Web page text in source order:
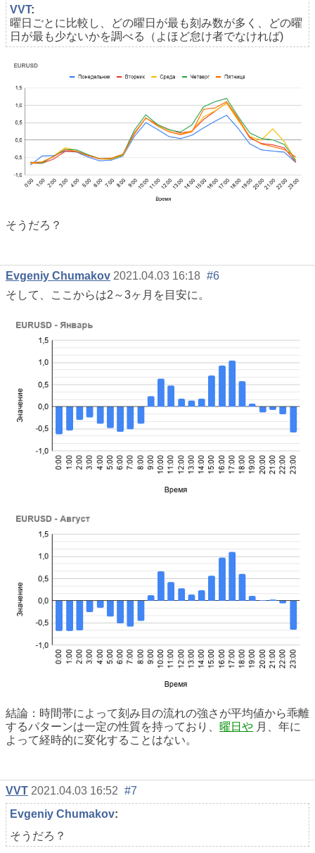
VVT:
曜日ごとに比較し、どの曜日が最も刻み数が多く、どの曜
日が最も少ないかを調べる（よほど怠け者でなければ)
そうだろ？
Evgeniy Chumakov 2021.04.03 16:18 #6
そして、ここからは2～3ヶ月を目安に。
結論：時間帯によって刻み目の流れの強さが平均値から乖離
するパターンは一定の性質を持っており、 曜日や 月、年に
よって経時的に変化することはない。
VVT 2021.04.03 16:52 #7
Evgeniy Chumakov:
そうだろ？